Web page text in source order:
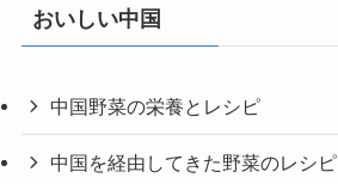
おいしい中国
中国野菜の栄養とレシピ
中国を経由してきた野菜のレシピ